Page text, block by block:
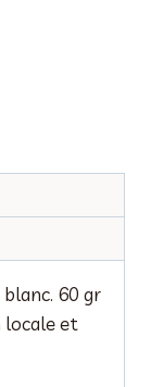
60 gr
locale et